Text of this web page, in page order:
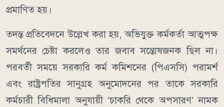
প্রমাণিত হয়।
তদন্ত প্রতিবেদনে উল্লেখ করা হয়, অভিযুক্ত কর্মকর্তা আত্মপক্ষ
সমর্থনের চেষ্টা করলেও তার জবাব সন্তোষজনক ছিল না।
পরবর্তী সময়ে সরকারি কর্ম কমিশনের (পিএসসি) পরামর্শ
এবং রাষ্ট্রপতির সানুগ্রহ অনুমোদনের পর তাকে সরকারি
কর্মচারী বিধিমালা অনুযায়ী ‘চাকরি থেকে অপসারণ’ নামক